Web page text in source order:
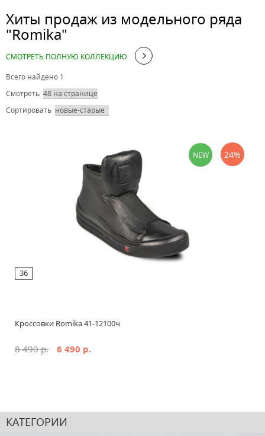
Хиты продаж из модельного ряда
"Romika"
СМОТРЕТЬ ПОЛНУЮ КОЛЛЕКЦИЮ
Всего найдено 1
Смотреть
Сортировать
36
Кроссовки Romika 41-12100ч
8 490 р. 6 490 р.
NEW 24%
КАТЕГОРИИ